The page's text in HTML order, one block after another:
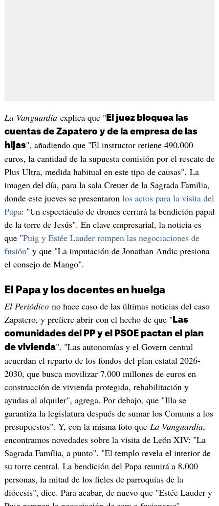
La Vanguardiaexplica que " El juez bloquea las
cuentas de Zapatero y de la empresa de las
hijas", añadiendo que "El instructor retiene 490.000
euros, la cantidad de la supuesta comisión por el rescate de
Plus Ultra, medida habitual en este tipo de causas". La
imagen del día, para la sala Creuer de la Sagrada Família,
donde este jueves se presentaron los actos para la visita del
Papa: "Un espectáculo de drones cerrará la bendición papal
de la torre de Jesús". En clave empresarial, la noticia es
que "Puig y Estée Lauder rompen las negociaciones de
fusión" y que "La imputación de Jonathan Andic presiona
el consejo de Mango".
El Papa y los docentes en huelga
El Periódicono hace caso de las últimas noticias del caso
Zapatero, y prefiere abrir con el hecho de que " Las
comunidades del PP y el PSOE pactan el plan
de vivienda". "Las autonomías y el Govern central
acuerdan el reparto de los fondos del plan estatal 2026-
2030, que busca movilizar 7.000 millones de euros en
construcción de vivienda protegida, rehabilitación y
ayudas al alquiler", agrega. Por debajo, que "Illa se
garantiza la legislatura después de sumar los Comuns a los
presupuestos". Y, con la misma foto que La Vanguardia,
encontramos novedades sobre la visita de León XIV: "La
Sagrada Família, a punto". "El templo revela el interior de
su torre central. La bendición del Papa reunirá a 8.000
personas, la mitad de los fieles de parroquias de la
diócesis", dice. Para acabar, de nuevo que "Estée Lauder y